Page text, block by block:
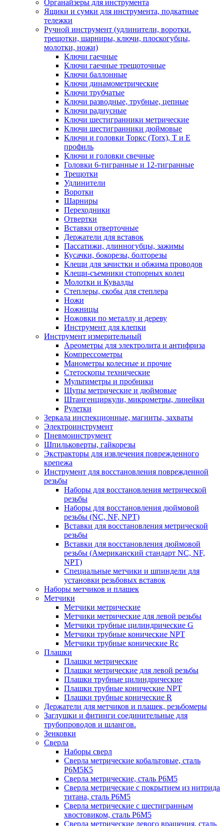
Органайзеры для инструмента
Ящики и сумки для инструмента, подкатные
тележки
Ручной инструмент (удлинители, воротки.
трещотки, шарниры, ключи, плоскогубцы,
молотки, ножи)
Ключи гаечные
Ключи гаечные трещоточные
Ключи баллонные
Ключи динамометрические
Ключи трубчатые
Ключи разводные, трубные, цепные
Ключи радиусные
Ключи шестигранники метрические
Ключи шестигранники дюймовые
Ключи и головки Торкс (Torx), Т и Е
профиль
Ключи и головки свечные
Головки 6-тигранные и 12-тигранные
Трещотки
Удлинители
Воротки
Шарниры
Переходники
Отвертки
Вставки отверточные
Держатели для вставок
Пассатижи, длинногубцы, зажимы
Кусачки, бокорезы, болторезы
Клещи для зачистки и обжима проводов
Клещи-съемники стопорных колец
Молотки и Кувалды
Степлеры, скобы для степлера
Ножи
Ножницы
Ножовки по металлу и дереву
Инструмент для клепки
Инструмент измерительный
Ареометры для электролита и антифриза
Компрессометры
Манометры колесные и прочие
Стетоскопы технические
Мультиметры и пробники
Щупы метрические и дюймовые
Штангенциркули, микрометры, линейки
Рулетки
Зеркала инспекционные, магниты, захваты
Электроинструмент
Пневмоинструмент
Шпильковерты, гайкорезы
Экстракторы для извлечения поврежденного
крепежа
Инструмент для восстановления поврежденной
резьбы
Наборы для восстановления метрической
резьбы
Наборы для восстановления дюймовой
резьбы (NC, NF, NPT)
Вставки для восстановления метрической
резьбы
Вставки для восстановления дюймовой
резьбы (Американский стандарт NC, NF,
NPT)
Специальные метчики и шпиндели для
установки резьбовых вставок
Наборы метчиков и плашек
Метчики
Метчики метрические
Метчики метрические для левой резьбы
Метчики трубные цилиндрические G
Метчики трубные конические NPT
Метчики трубные конические Rc
Плашки
Плашки метрические
Плашки метрические для левой резьбы
Плашки трубные цилиндрические
Плашки трубные конические NPT
Плашки трубные конические R
Держатели для метчиков и плашек, резьбомеры
Заглушки и фитинги соединительные для
трубопроводов и шлангов.
Зенковки
Сверла
Наборы сверл
Сверла метрические кобальтовые, сталь
Р6М5К5
Сверла метрические, сталь Р6М5
Сверла метрические с покрытием из нитрида
титана, сталь Р6М5
Сверла метрические с шестигранным
хвостовиком, сталь Р6М5
Сверла метрические левого вращения, сталь